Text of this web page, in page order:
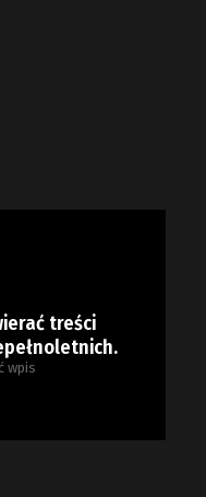
treści
wpis